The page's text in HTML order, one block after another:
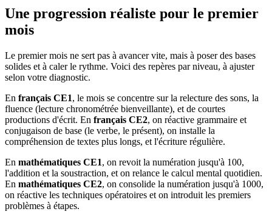
Une progression réaliste pour le premier
mois
Le premier mois ne sert pas à avancer vite, mais à poser des bases
solides et à caler le rythme. Voici des repères par niveau, à ajuster
selon votre diagnostic.
En français CE1, le mois se concentre sur la relecture des sons, la
fluence (lecture chronométrée bienveillante), et de courtes
productions d'écrit. En français CE2, on réactive grammaire et
conjugaison de base (le verbe, le présent), on installe la
compréhension de textes plus longs, et l'écriture régulière.
En mathématiques CE1, on revoit la numération jusqu'à 100,
l'addition et la soustraction, et on relance le calcul mental quotidien.
En mathématiques CE2, on consolide la numération jusqu'à 1000,
on réactive les techniques opératoires et on introduit les premiers
problèmes à étapes.